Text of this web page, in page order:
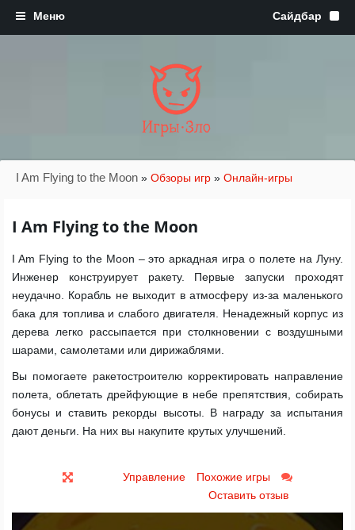
Игры·Зло
I Am Flying to the Moon » Обзоры игр » Онлайн-игры
I Am Flying to the Moon
I Am Flying to the Moon – это аркадная игра о полете на Луну.
Инженер конструирует ракету. Первые запуски проходят
неудачно. Корабль не выходит в атмосферу из-за маленького
бака для топлива и слабого двигателя. Ненадежный корпус из
дерева легко рассыпается при столкновении с воздушными
шарами, самолетами или дирижаблями.
Вы помогаете ракетостроителю корректировать направление
полета, облетать дрейфующие в небе препятствия, собирать
бонусы и ставить рекорды высоты. В награду за испытания
дают деньги. На них вы накупите крутых улучшений.
Управление
Похожие игры
Оставить отзыв